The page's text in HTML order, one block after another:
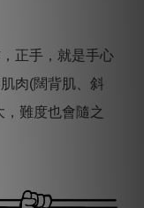
正手，就是手心
肉(闊背肌、斜
難度也會隨之